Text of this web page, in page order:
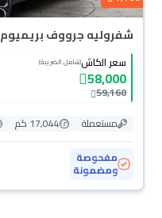
شفروليه جرووف بريميوم 2025
سعر الكاش(شامل الضريبة)
58,000
59,160
مستعملة 17,044 كم
مفحوصة
ومضمونة